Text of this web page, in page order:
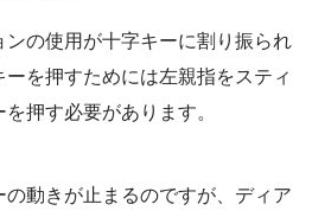
の使用が十字キーに割り振られ
を押すためには左親指をスティ
押す必要があります。
動きが止まるのですが、ディア